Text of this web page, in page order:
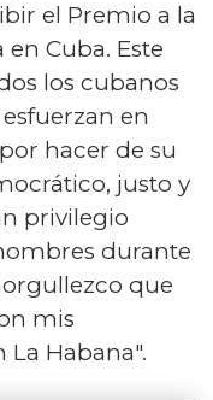
el Premio a la
Cuba. Este
los cubanos
en
hacer de su
justo y
privilegio
durante
que
mis
Habana".